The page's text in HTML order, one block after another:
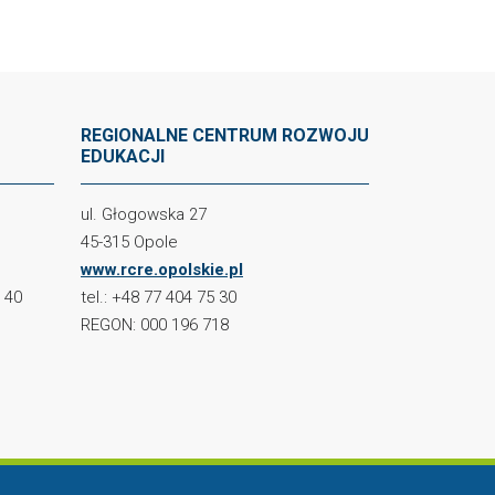
40
REGIONALNE CENTRUM ROZWOJU
EDUKACJI
ul. Głogowska 27
45-315 Opole
www.rcre.opolskie.pl
tel.: +48 77 404 75 30
REGON: 000 196 718